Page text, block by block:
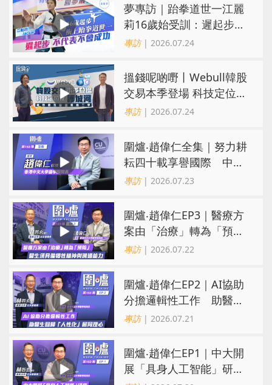
夢專訪｜跆拳道世一江麗
莉16歲始受訓：遲起步不
代表不會成功
專訪| 2026.07.24
搵錢呢啲嘢丨Webull韓股
交易本季登場 科技定位成
護城河 冀登港互聯網券商
專訪| 2026.07.24
圍爐‧趙偉仁全集｜努力耕
耘四十載享譽國際 中大
醫學院致力醫療創科造福
專訪| 2026.07.23
圍爐‧趙偉仁EP3｜醫療方
案由「治療」轉為「預
防」 醫生須具備犧牲精神
專訪| 2026.07.22
圍爐‧趙偉仁EP2｜AI協助
分擔邏輯性工作 助醫生
回歸「人性化」展同理心
專訪| 2026.07.21
圍爐‧趙偉仁EP1｜中大開
展「具身人工智能」研